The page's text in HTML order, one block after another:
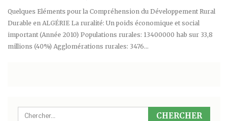
Quelques Eléments pour la Compréhension du Développement Rural
Durable en ALGÉRIE La ruralité: Un poids économique et social
important (Année 2010) Populations rurales: 13400000 hab sur 33,8
millions (40%) Agglomérations rurales: 3476…